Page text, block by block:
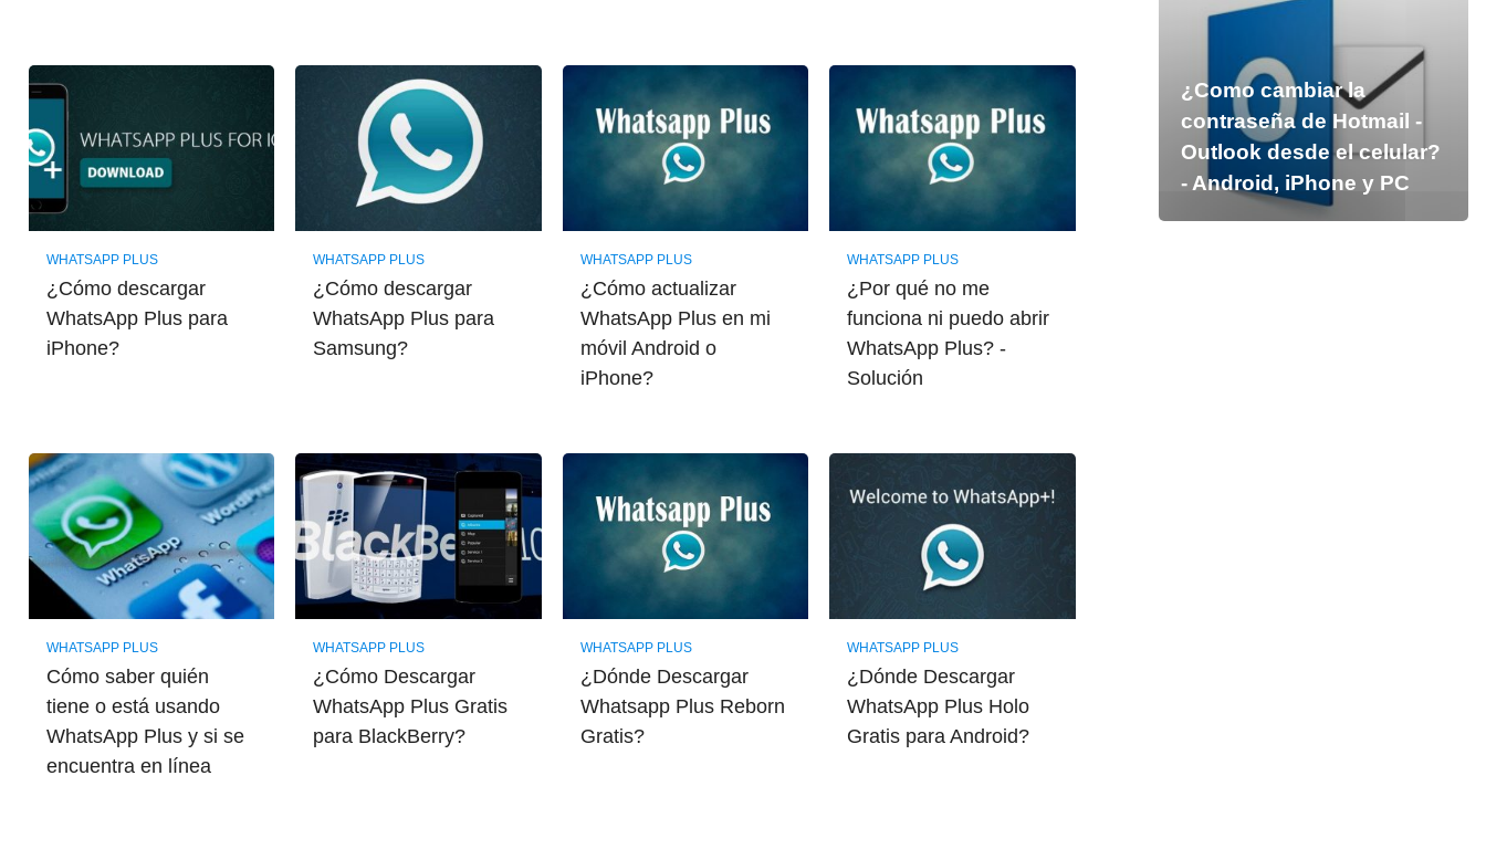
WHATSAPP PLUS
¿Cómo descargar
WhatsApp Plus para
iPhone?
WHATSAPP PLUS
¿Cómo descargar
WhatsApp Plus para
Samsung?
WHATSAPP PLUS
¿Cómo actualizar
WhatsApp Plus en mi
móvil Android o
iPhone?
WHATSAPP PLUS
¿Por qué no me
funciona ni puedo abrir
WhatsApp Plus? -
Solución
WHATSAPP PLUS
Cómo saber quién
tiene o está usando
WhatsApp Plus y si se
encuentra en línea
WHATSAPP PLUS
¿Cómo Descargar
WhatsApp Plus Gratis
para BlackBerry?
WHATSAPP PLUS
¿Dónde Descargar
Whatsapp Plus Reborn
Gratis?
WHATSAPP PLUS
¿Dónde Descargar
WhatsApp Plus Holo
Gratis para Android?
¿Como cambiar la
contraseña de Hotmail -
Outlook desde el celular?
- Android, iPhone y PC